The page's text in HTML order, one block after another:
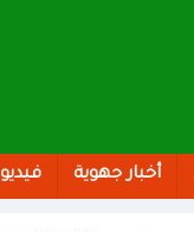
أخبار جهوية فيديو